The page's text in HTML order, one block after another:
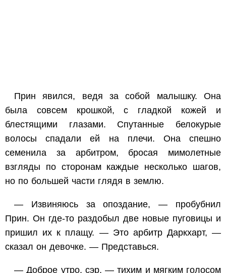
Прин явился, ведя за собой малышку. Она
была совсем крошкой, с гладкой кожей и
блестящими глазами. Спутанные белокурые
волосы спадали ей на плечи. Она спешно
семенила за арбитром, бросая мимолетные
взгляды по сторонам каждые несколько шагов,
но по большей части глядя в землю.
— Извиняюсь за опоздание, — пробубнил
Прин. Он где-то раздобыл две новые пуговицы и
пришил их к плащу. — Это арбитр Даркхарт, —
сказал он девочке. — Представься.
— Доброе утро, сэр, — тихим и мягким голосом